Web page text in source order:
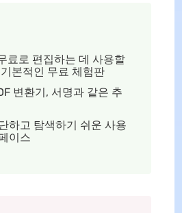
료로 편집하는 데 사용할
본적인 무료 체험판
변환기, 서명과 같은 추
하고 탐색하기 쉬운 사용
이스